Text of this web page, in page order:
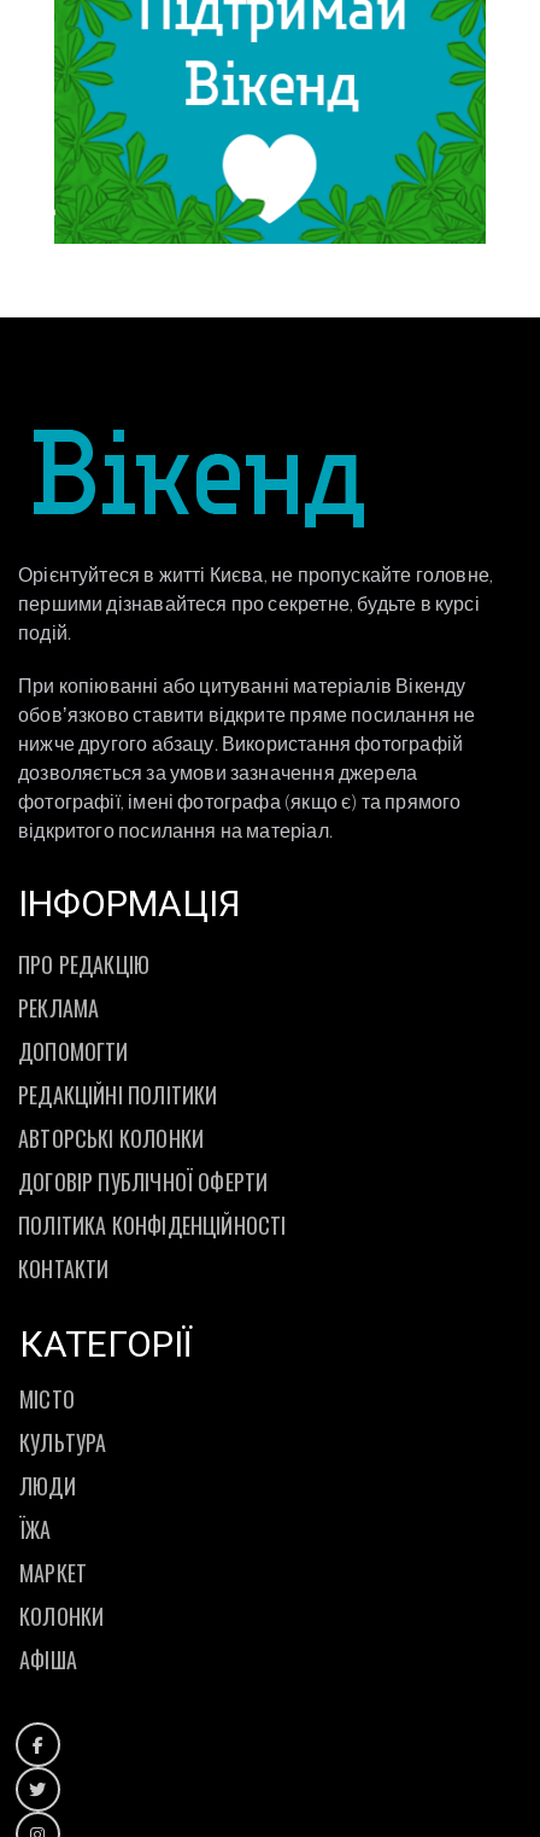
Орієнтуйтеся в житті Києва, не пропускайте головне,
першими дізнавайтеся про секретне, будьте в курсі
подій.
При копіюванні або цитуванні матеріалів Вікенду
обовʼязково ставити відкрите пряме посилання не
нижче другого абзацу. Використання фотографій
дозволяється за умови зазначення джерела
фотографії, імені фотографа (якщо є) та прямого
відкритого посилання на матеріал.
ІНФОРМАЦІЯ
ПРО РЕДАКЦІЮ
РЕКЛАМА
ДОПОМОГТИ
РЕДАКЦІЙНІ ПОЛІТИКИ
АВТОРСЬКІ КОЛОНКИ
ДОГОВІР ПУБЛІЧНОЇ ОФЕРТИ
ПОЛІТИКА КОНФІДЕНЦІЙНОСТІ
КОНТАКТИ
КАТЕГОРІЇ
МІСТО
КУЛЬТУРА
ЛЮДИ
ЇЖА
МАРКЕТ
КОЛОНКИ
АФІША